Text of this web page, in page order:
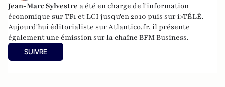
Jean-Marc Sylvestre a été en charge de l'information
économique sur TF1 et LCI jusqu'en 2010 puis sur i>TÉLÉ.
Aujourd'hui éditorialiste sur Atlantico.fr, il présente
également une émission sur la chaîne BFM Business.
SUIVRE